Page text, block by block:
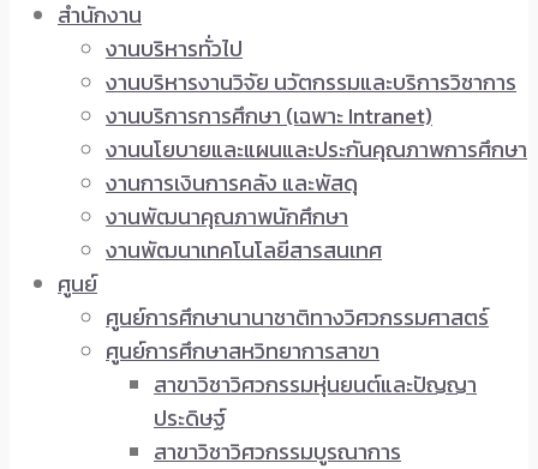
สำนักงาน
งานบริหารทั่วไป
งานบริหารงานวิจัย นวัตกรรมและบริการวิชาการ
งานบริการการศึกษา (เฉพาะ Intranet)
งานนโยบายและแผนและประกันคุณภาพการศึกษา
งานการเงินการคลัง และพัสดุ
งานพัฒนาคุณภาพนักศึกษา
งานพัฒนาเทคโนโลยีสารสนเทศ
ศูนย์
ศูนย์การศึกษานานาชาติทางวิศวกรรมศาสตร์
ศูนย์การศึกษาสหวิทยาการสาขา
สาขาวิชาวิศวกรรมหุ่นยนต์และปัญญา
ประดิษฐ์
สาขาวิชาวิศวกรรมบูรณาการ